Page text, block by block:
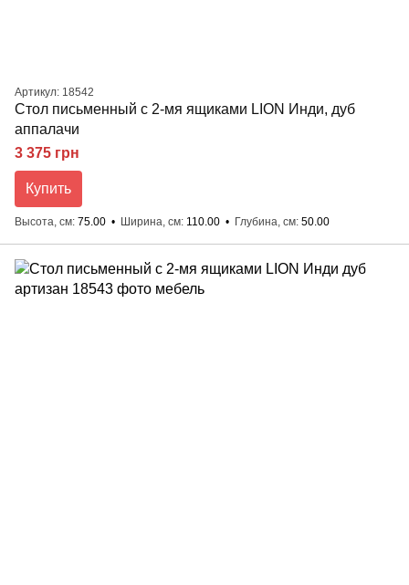
Артикул: 18542
Стол письменный с 2-мя ящиками LION Инди, дуб
аппалачи
3 375 грн
Купить
Высота, см 75.00 Ширина, см 110.00 Глубина, см 50.00